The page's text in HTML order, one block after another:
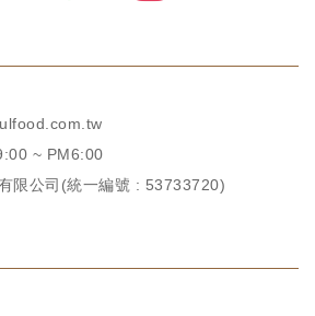
~ PM6:00
限公司(統一編號 : 53733720)